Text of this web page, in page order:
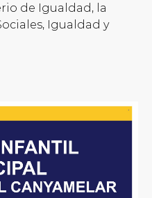
de Igualdad, la
Igualdad y